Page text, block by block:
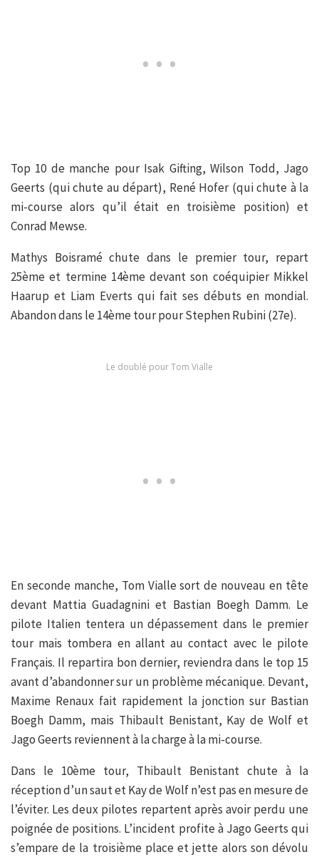
Top 10 de manche pour Isak Gifting, Wilson Todd, Jago
Geerts (qui chute au départ), René Hofer (qui chute à la
mi-course alors qu’il était en troisième position) et
Conrad Mewse.
Mathys Boisramé chute dans le premier tour, repart
25ème et termine 14ème devant son coéquipier Mikkel
Haarup et Liam Everts qui fait ses débuts en mondial.
Abandon dans le 14ème tour pour Stephen Rubini (27e).
Le doublé pour Tom Vialle
En seconde manche, Tom Vialle sort de nouveau en tête
devant Mattia Guadagnini et Bastian Boegh Damm. Le
pilote Italien tentera un dépassement dans le premier
tour mais tombera en allant au contact avec le pilote
Français. Il repartira bon dernier, reviendra dans le top 15
avant d’abandonner sur un problème mécanique. Devant,
Maxime Renaux fait rapidement la jonction sur Bastian
Boegh Damm, mais Thibault Benistant, Kay de Wolf et
Jago Geerts reviennent à la charge à la mi-course.
Dans le 10ème tour, Thibault Benistant chute à la
réception d’un saut et Kay de Wolf n’est pas en mesure de
l’éviter. Les deux pilotes repartent après avoir perdu une
poignée de positions. L’incident profite à Jago Geerts qui
s’empare de la troisième place et jette alors son dévolu